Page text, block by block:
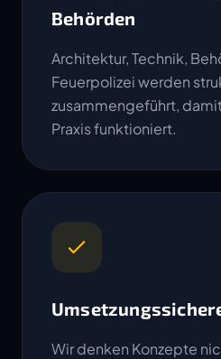
Behörden
Architektur, Technik,
Feuerpolizei werden
zusammengeführt,
Praxis funktioniert.
Wir denken Konzepte